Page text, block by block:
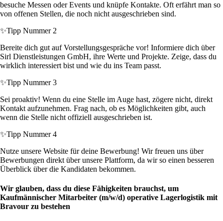
besuche Messen oder Events und knüpfe Kontakte. Oft erfährt man so
von offenen Stellen, die noch nicht ausgeschrieben sind.
✨Tipp Nummer 2
Bereite dich gut auf Vorstellungsgespräche vor! Informiere dich über
Sirl Dienstleistungen GmbH, ihre Werte und Projekte. Zeige, dass du
wirklich interessiert bist und wie du ins Team passt.
✨Tipp Nummer 3
Sei proaktiv! Wenn du eine Stelle im Auge hast, zögere nicht, direkt
Kontakt aufzunehmen. Frag nach, ob es Möglichkeiten gibt, auch
wenn die Stelle nicht offiziell ausgeschrieben ist.
✨Tipp Nummer 4
Nutze unsere Website für deine Bewerbung! Wir freuen uns über
Bewerbungen direkt über unsere Plattform, da wir so einen besseren
Überblick über die Kandidaten bekommen.
Wir glauben, dass du diese Fähigkeiten brauchst, um
Kaufmännischer Mitarbeiter (m/w/d) operative Lagerlogistik mit
Bravour zu bestehen